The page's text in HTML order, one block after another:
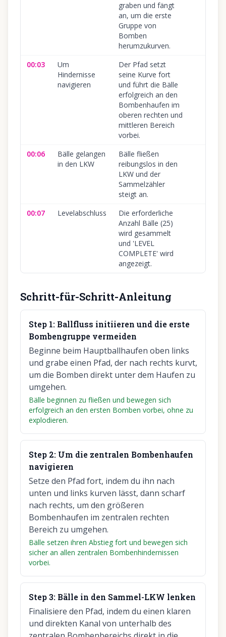
graben und fängt
an, um die erste
Gruppe von
Bomben
herumzukurven.
00:03
Um
Hindernisse
navigieren
Der Pfad setzt
seine Kurve fort
und führt die Bälle
erfolgreich an den
Bombenhaufen im
oberen rechten und
mittleren Bereich
vorbei.
00:06
Bälle gelangen
in den LKW
Bälle fließen
reibungslos in den
LKW und der
Sammelzähler
steigt an.
00:07
Levelabschluss
Die erforderliche
Anzahl Bälle (25)
wird gesammelt
und 'LEVEL
COMPLETE' wird
angezeigt.
Schritt-für-Schritt-Anleitung
Step 1: Ballfluss initiieren und die erste
Bombengruppe vermeiden
Beginne beim Hauptballhaufen oben links
und grabe einen Pfad, der nach rechts kurvt,
um die Bomben direkt unter dem Haufen zu
umgehen.
Bälle beginnen zu fließen und bewegen sich
erfolgreich an den ersten Bomben vorbei, ohne zu
explodieren.
Step 2: Um die zentralen Bombenhaufen
navigieren
Setze den Pfad fort, indem du ihn nach
unten und links kurven lässt, dann scharf
nach rechts, um den größeren
Bombenhaufen im zentralen rechten
Bereich zu umgehen.
Bälle setzen ihren Abstieg fort und bewegen sich
sicher an allen zentralen Bombenhindernissen
vorbei.
Step3: Bälle in den Sammel-LKW lenken
Finalisiere den Pfad, indem du einen klaren
und direkten Kanal von unterhalb des